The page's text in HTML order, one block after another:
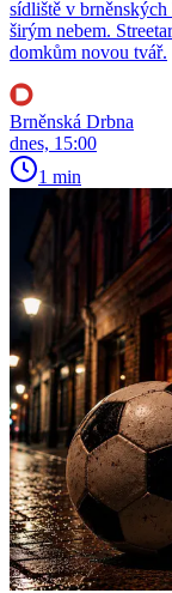
sídliště v
širým nebem.
domkům novou tvář.
Brněnská Drbna
dnes, 15:00
1 min